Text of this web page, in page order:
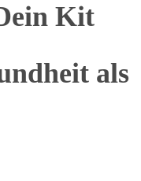
Kit
als